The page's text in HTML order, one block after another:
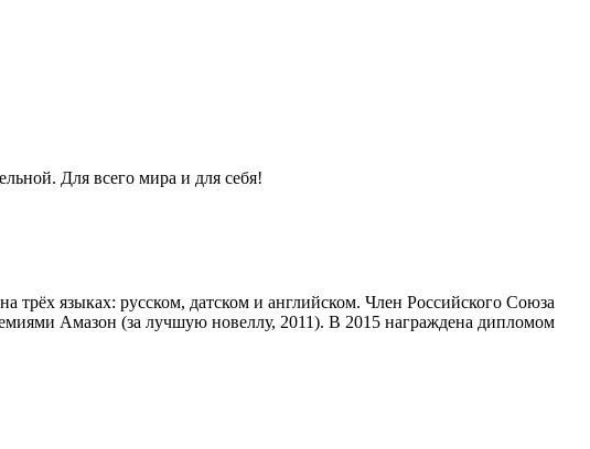
Для всего мира и для себя!
языках: русском, датском и английском. Член Российского Союза
Амазон (за лучшую новеллу, 2011). В 2015 награждена дипломом